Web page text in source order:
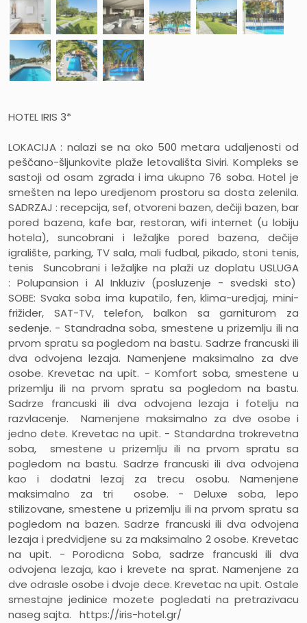
HOTEL IRIS 3*
LOKACIJA : nalazi se na oko 500 metara udaljenosti od
peščano-šljunkovite plaže letovališta Siviri. Kompleks se
sastoji od osam zgrada i ima ukupno 76 soba. Hotel je
smešten na lepo uredjenom prostoru sa dosta zelenila.
SADRZAJ : recepcija, sef, otvoreni bazen, dečiji bazen, bar
pored bazena, kafe bar, restoran, wifi internet (u lobiju
hotela), suncobrani i ležaljke pored bazena, dečije
igralište, parking, TV sala, mali fudbal, pikado, stoni tenis,
tenis Suncobrani i ležaljke na plaži uz doplatu USLUGA
: Polupansion i Al Inkluziv (posluzenje - svedski sto)
SOBE: Svaka soba ima kupatilo, fen, klima-uredjaj, mini-
frižider, SAT-TV, telefon, balkon sa garniturom za
sedenje. - Standradna soba, smestene u prizemlju ili na
prvom spratu sa pogledom na bastu. Sadrze francuski ili
dva odvojena lezaja. Namenjene maksimalno za dve
osobe. Krevetac na upit. - Komfort soba,smestene u
prizemlju ili na prvom spratu sa pogledom na bastu.
Sadrze francuski ili dva odvojena lezaja i fotelju na
razvlacenje. Namenjene maksimalno za dve osobe i
jedno dete. Krevetac na upit. - Standardna trokrevetna
soba,
smestene u prizemlju ili na prvom spratu sa
pogledom na bastu. Sadrze francuski ili dva odvojena
kao i dodatni lezaj za trecu osobu. Namenjene
maksimalno za tri osobe. -Deluxe soba, lepo
stilizovane, smestene u prizemlju ili na prvom spratu sa
pogledom na bazen. Sadrze francuski ili dva odvojena
lezaja i predvidjene su za maksimalno 2 osobe. Krevetac
na upit. -Porodicna Soba, sadrze francuski ili dva
odvojena lezaja, kao i krevete na sprat. Namenjene za
dve odrasle osobe i dvoje dece. Krevetac na upit. Ostale
smestajne jedinice mozete pogledati na pretrazivacu
naseg sajta. https://iris-hotel.gr/